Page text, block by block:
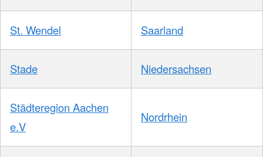
St. Wendel Saarland
Stade Niedersachsen
Städteregion Aachen
e.V
Nordrhein